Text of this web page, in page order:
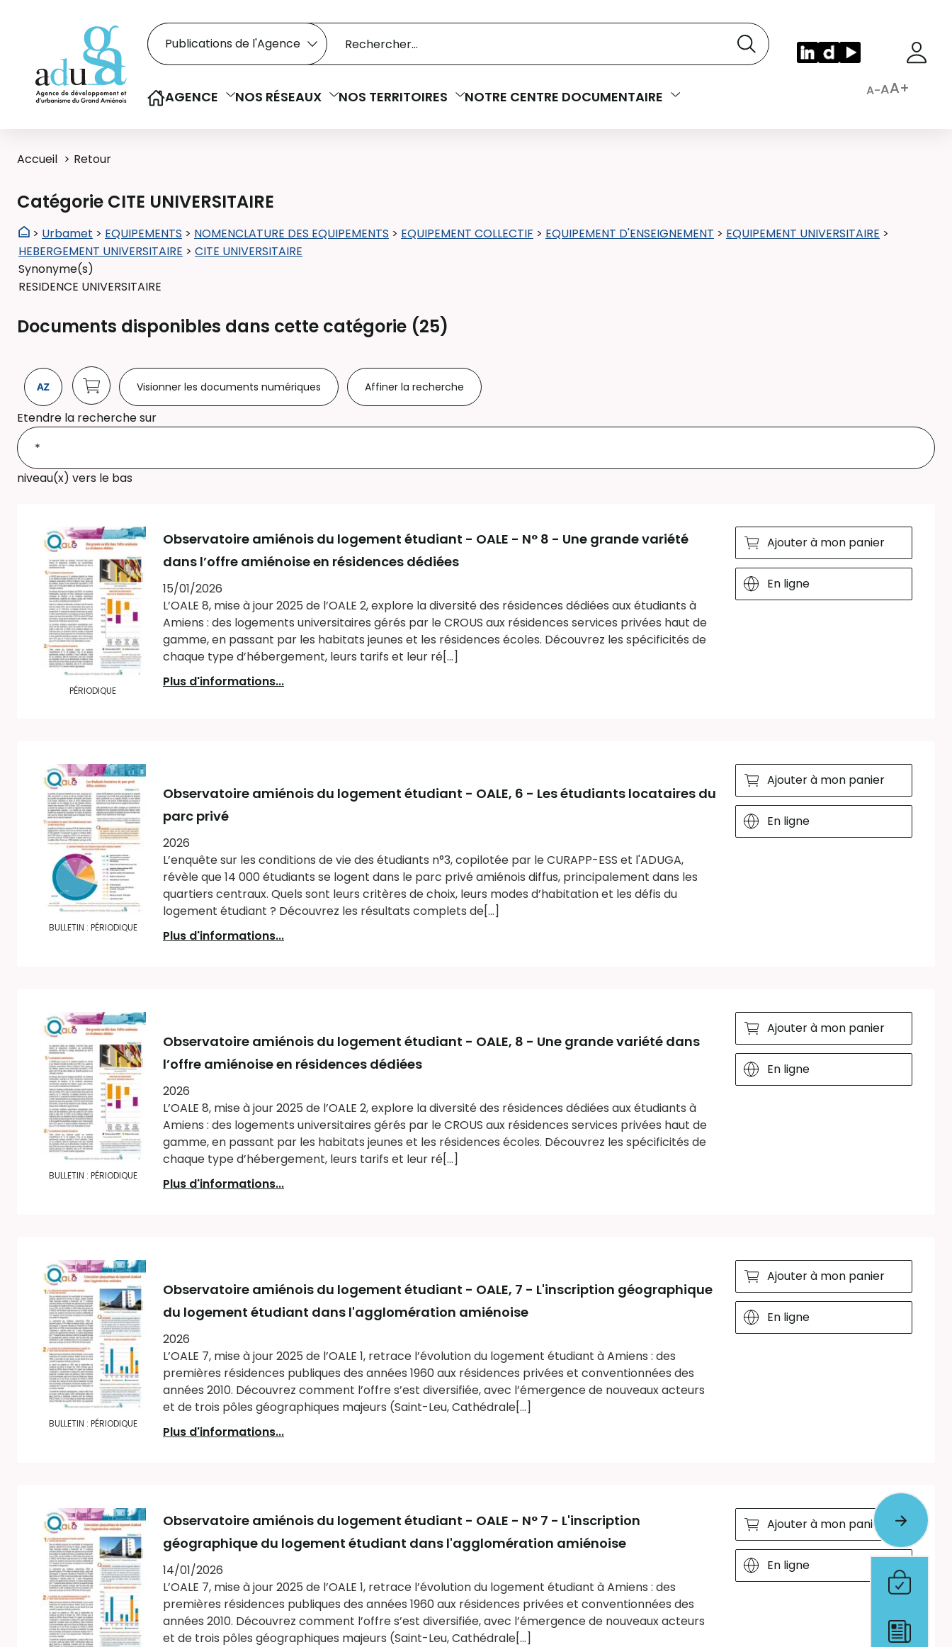
Rechercher dans le catalogue
Recherche
Sélectionner le type de la recherche
AGENCE NOS RÉSEAUX NOS TERRITOIRES NOTRE CENTRE DOCUMENTAIRE A-AA+
Accueil Retour
Catégorie CITE UNIVERSITAIRE
> Urbamet > EQUIPEMENTS > NOMENCLATURE DES EQUIPEMENTS > EQUIPEMENT COLLECTIF > EQUIPEMENT D'ENSEIGNEMENT > EQUIPEMENT UNIVERSITAIRE >
HEBERGEMENT UNIVERSITAIRE > CITE UNIVERSITAIRE
Synonyme(s)
RESIDENCE UNIVERSITAIRE
Documents disponibles dans cette catégorie (25)
Visionner les documents numériques Affiner la recherche
Etendre la recherche sur
niveau(x) vers le bas
PÉRIODIQUE
Observatoire amiénois du logement étudiant - OALE - N° 8 - Une grande variété
dans l’offre amiénoise en résidences dédiées
15/01/2026
L’OALE 8, mise à jour 2025 de l’OALE 2, explore la diversité des résidences dédiées aux étudiants à
Amiens : des logements universitaires gérés par le CROUS aux résidences services privées haut de
gamme, en passant par les habitats jeunes et les résidences écoles. Découvrez les spécificités de
chaque type d’hébergement, leurs tarifs et leur ré[...]
Plus d'informations...
Ajouter à mon panier
En ligne
BULLETIN : PÉRIODIQUE
Observatoire amiénois du logement étudiant - OALE, 6 - Les étudiants locataires du
parc privé
2026
L’enquête sur les conditions de vie des étudiants n°3, copilotée par le CURAPP-ESS et l'ADUGA,
révèle que 14 000 étudiants se logent dans le parc privé amiénois diffus, principalement dans les
quartiers centraux. Quels sont leurs critères de choix, leurs modes d’habitation et les défis du
logement étudiant ? Découvrez les résultats complets de[...]
Plus d'informations...
Ajouter à mon panier
En ligne
BULLETIN : PÉRIODIQUE
Observatoire amiénois du logement étudiant - OALE, 8 - Une grande variété dans
l’offre amiénoise en résidences dédiées
2026
L’OALE 8, mise à jour 2025 de l’OALE 2, explore la diversité des résidences dédiées aux étudiants à
Amiens : des logements universitaires gérés par le CROUS aux résidences services privées haut de
gamme, en passant par les habitats jeunes et les résidences écoles. Découvrez les spécificités de
chaque type d’hébergement, leurs tarifs et leur ré[...]
Plus d'informations...
Ajouter à mon panier
En ligne
BULLETIN : PÉRIODIQUE
Observatoire amiénois du logement étudiant - OALE, 7 - L'inscription géographique
du logement étudiant dans l'agglomération amiénoise
2026
L’OALE 7, mise à jour 2025 de l’OALE 1, retrace l’évolution du logement étudiant à Amiens : des
premières résidences publiques des années 1960 aux résidences privées et conventionnées des
années 2010. Découvrez comment l’offre s’est diversifiée, avec l’émergence de nouveaux acteurs
et de trois pôles géographiques majeurs (Saint-Leu, Cathédrale[...]
Plus d'informations...
Ajouter à mon panier
En ligne
Observatoire amiénois du logement étudiant - OALE - N° 7 - L'inscription
géographique du logement étudiant dans l'agglomération amiénoise
14/01/2026
L’OALE 7, mise à jour 2025 de l’OALE 1, retrace l’évolution du logement étudiant à Amiens : des
premières résidences publiques des années 1960 aux résidences privées et conventionnées des
années 2010. Découvrez comment l’offre s’est diversifiée, avec l’émergence de nouveaux acteurs
et de trois pôles géographiques majeurs (Saint-Leu, Cathédrale[...]
Ajouter à mon panier
En ligne